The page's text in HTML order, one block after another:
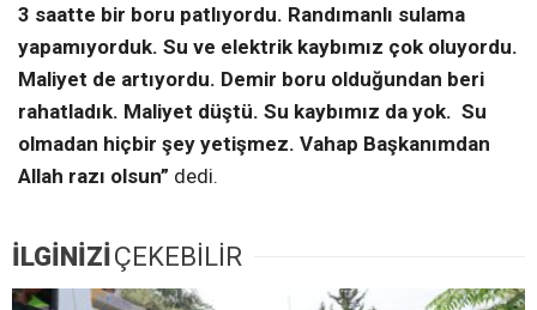
3 saatte bir boru patlıyordu. Randımanlı sulama
yapamıyorduk. Su ve elektrik kaybımız çok oluyordu.
Maliyet de artıyordu. Demir boru olduğundan beri
rahatladık. Maliyet düştü. Su kaybımız da yok. Su
olmadan hiçbir şey yetişmez. Vahap Başkanımdan
Allah razı olsun” dedi.
İLGİNİZİÇEKEBİLİR